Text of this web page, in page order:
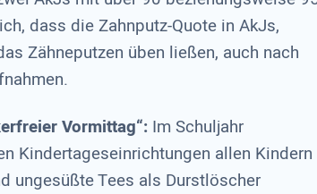
dass die Zahnputz-Quote in AkJs,
Zähneputzen üben ließen, auch nach
Vormittag“:Im Schuljahr
Kindertageseinrichtungen allen Kindern
ungesüßte Tees als Durstlöscher